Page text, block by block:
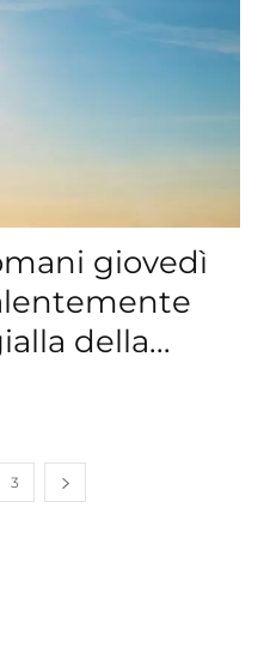
giovedì
della...
3